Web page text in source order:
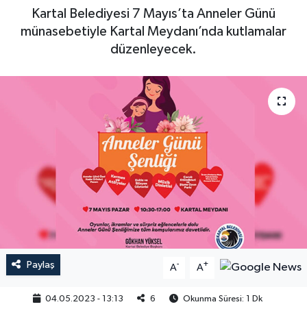
Kartal Belediyesi 7 Mayıs’ta Anneler Günü
münasebetiyle Kartal Meydanı’nda kutlamalar
düzenleyecek.
Paylaş A- A+
04.05.2023 - 13:13 6 Okunma Süresi: 1 Dk